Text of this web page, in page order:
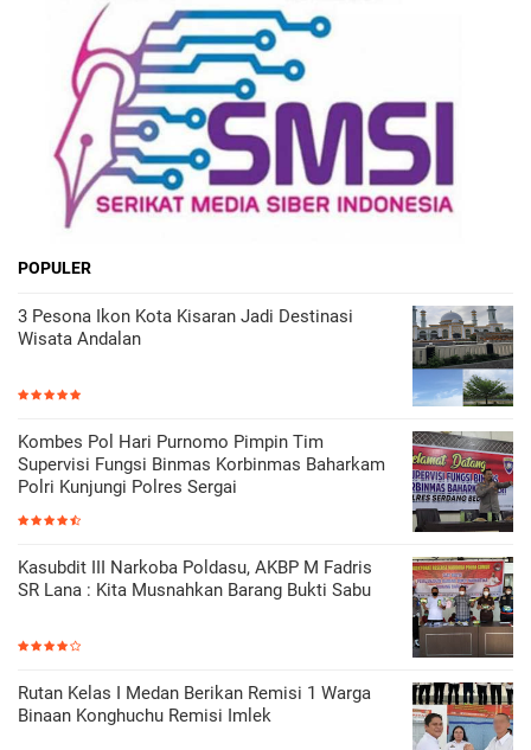
POPULER
3 Pesona Ikon Kota Kisaran Jadi Destinasi
Wisata Andalan
Kombes Pol Hari Purnomo Pimpin Tim
Supervisi Fungsi Binmas Korbinmas Baharkam
Polri Kunjungi Polres Sergai
Kasubdit III Narkoba Poldasu, AKBP M Fadris
SR Lana : Kita Musnahkan Barang Bukti Sabu
Rutan Kelas I Medan Berikan Remisi 1 Warga
Binaan Konghuchu Remisi Imlek